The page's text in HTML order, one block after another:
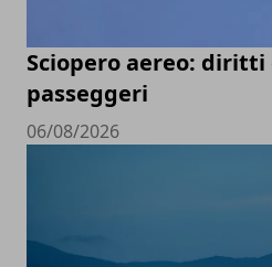
Sciopero aereo:
passeggeri
06/08/2026